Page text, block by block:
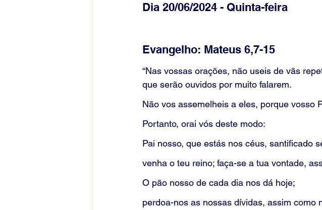
Dia 20/06/2024 - Quinta-feira
Evangelho: Mateus 6,7-15
“Nas vossas orações, não useis de vãs
que serão ouvidos por muito falarem.
Não vos assemelheis a eles, porque vosso
Portanto, orai vós deste modo:
Pai nosso, que estás nos céus, santificado
venha o teu reino; faça-se a tua vontade,
O pão nosso de cada dia nos dá hoje;
perdoa-nos as nossas dívidas, assim como